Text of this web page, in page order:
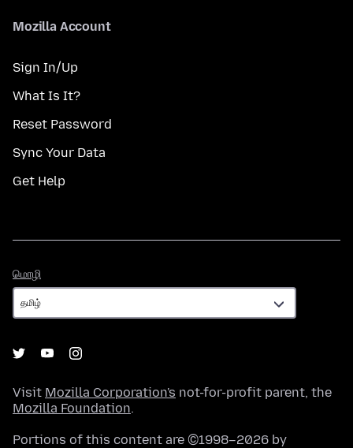
Mozilla Account
Sign In/Up
What Is It?
Reset Password
Sync Your Data
Get Help
மொழி
Visit Mozilla Corporation's not-for-profit parent, the
Mozilla Foundation.
Portions of this content are ©1998–2026 by